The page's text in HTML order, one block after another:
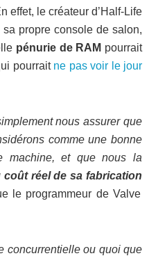
effet, le créateur d’Half-Life
propre console de salon,
pénurie de RAM pourrait
pourrait ne pas voir le jour
nous assurer que
comme une bonne
machine, et que nous la
coût réel de sa fabrication
le programmeur de Valve
concurrentielle ou quoi que